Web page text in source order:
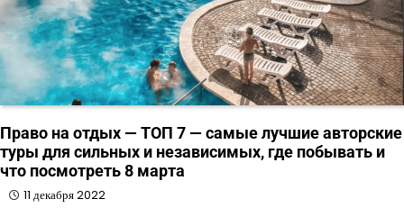
Право на отдых — ТОП 7 — самые лучшие авторские
туры для сильных и независимых, где побывать и
что посмотреть 8 марта
11 декабря 2022